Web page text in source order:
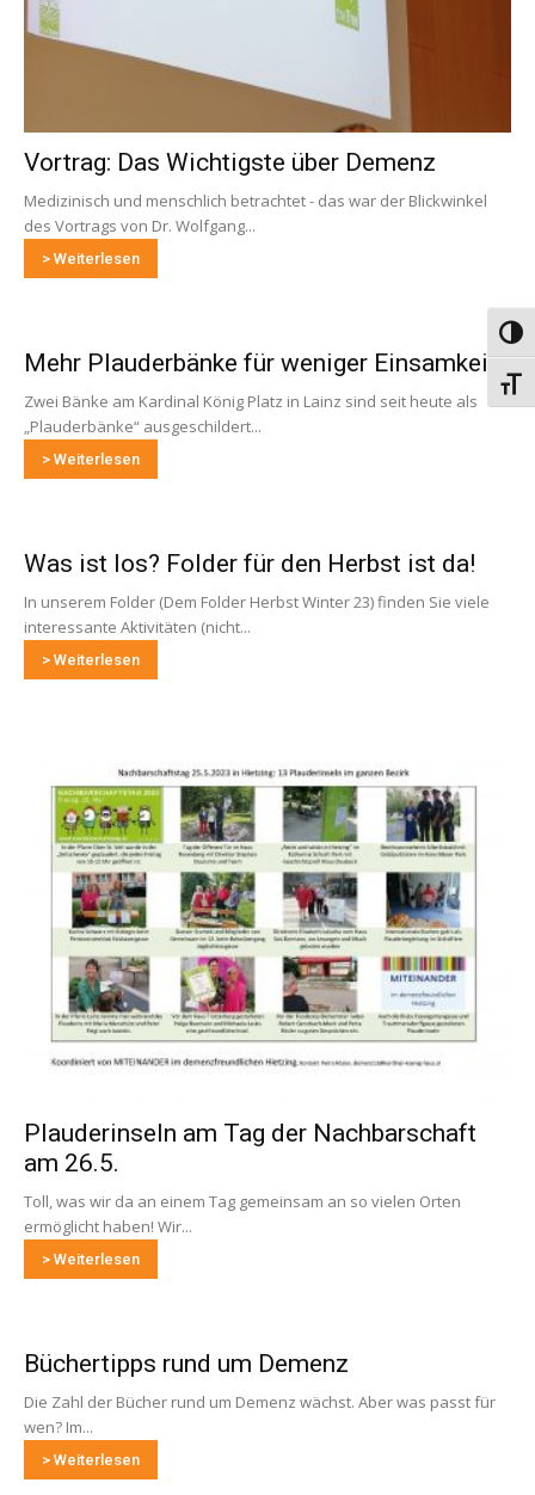
Vortrag: Das Wichtigste über Demenz
Medizinisch und menschlich betrachtet - das war der Blickwinkel
des Vortrags von Dr. Wolfgang...
> Weiterlesen
Mehr Plauderbänke für weniger Einsamkeit
Zwei Bänke am Kardinal König Platz in Lainz sind seit heute als
„Plauderbänke“ ausgeschildert...
> Weiterlesen
Was ist los? Folder für den Herbst ist da!
In unserem Folder (Dem Folder Herbst Winter 23) finden Sie viele
interessante Aktivitäten (nicht...
> Weiterlesen
Plauderinseln am Tag der Nachbarschaft
am 26.5.
Toll, was wir da an einem Tag gemeinsam an so vielen Orten
ermöglicht haben! Wir...
> Weiterlesen
Büchertipps rund um Demenz
Die Zahl der Bücher rund um Demenz wächst. Aber was passt für
wen? Im...
> Weiterlesen